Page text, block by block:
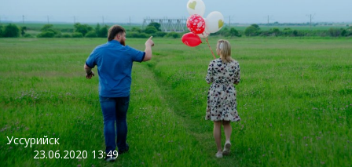
Уссурийск
23.06.2020 13:49